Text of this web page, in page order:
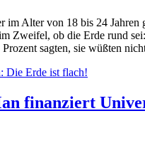
Alter von 18 bis 24
Zweifel, ob die Erde rund
sagten, sie wüßten
Die Erde ist flach!
finanziert